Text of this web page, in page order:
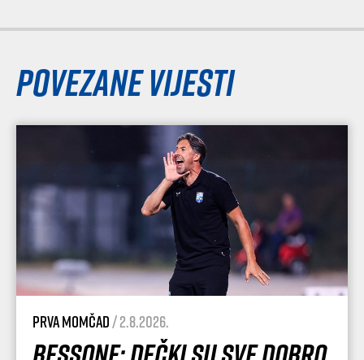
Povezane vijesti
Prva momčad/ 2.8.2026.